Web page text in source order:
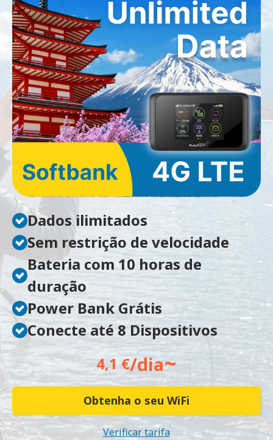
Dados ilimitados
Sem restrição de velocidade
Bateria com 10 horas de
duração
Power Bank Grátis
Conecte até 8 Dispositivos
4,1 €/dia~
Obtenha o seu WiFi
Verificar tarifa